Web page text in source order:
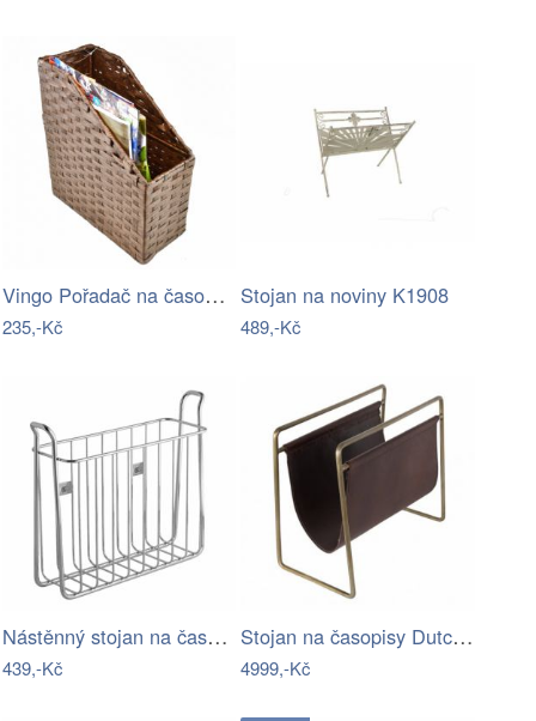
Vingo Pořadač na časopisy hnědý
235,-Kč
Stojan na noviny K1908
489,-Kč
Nástěnný stojan na časopisy z nerezové…
439,-Kč
Stojan na časopisy Dutchbone Scholar
4999,-Kč